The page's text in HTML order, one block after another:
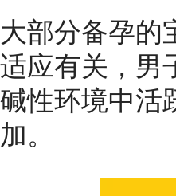
大部分备孕的
适应有关，男
碱性环境中活
加。